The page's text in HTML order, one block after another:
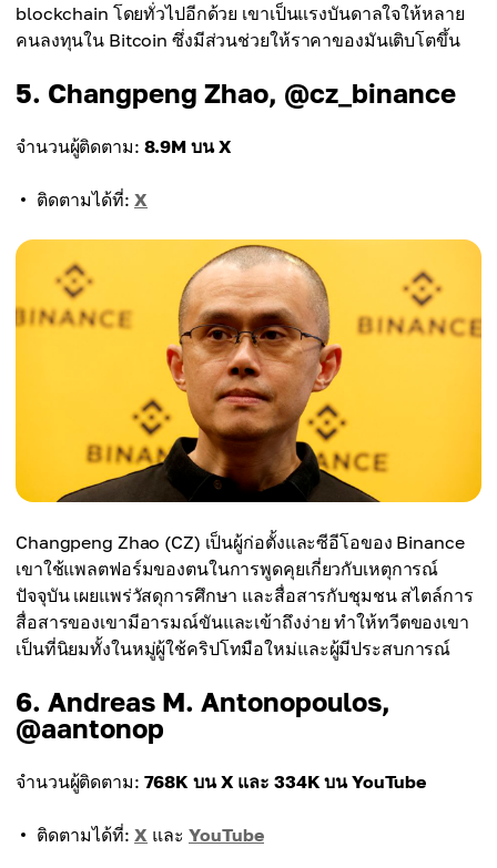
blockchain โดยทั่วไปอีกด้วย เขาเป็นแรงบันดาลใจให้หลาย
คนลงทุนใน Bitcoin ซึ่งมีส่วนช่วยให้ราคาของมันเติบโตขึ้น
5. Changpeng Zhao, @cz_binance
จำนวนผู้ติดตาม: 8.9M บน X
ติดตามได้ที่: X
Changpeng Zhao (CZ) เป็นผู้ก่อตั้งและซีอีโอของ Binance
เขาใช้แพลตฟอร์มของตนในการพูดคุยเกี่ยวกับเหตุการณ์
ปัจจุบัน เผยแพร่วัสดุการศึกษา และสื่อสารกับชุมชน สไตล์การ
สื่อสารของเขามีอารมณ์ขันและเข้าถึงง่าย ทำให้ทวีตของเขา
เป็นที่นิยมทั้งในหมู่ผู้ใช้คริปโทมือใหม่และผู้มีประสบการณ์
6. Andreas M. Antonopoulos,
@aantonop
จำนวนผู้ติดตาม: 768K บน X และ 334K บน YouTube
ติดตามได้ที่: X และ YouTube